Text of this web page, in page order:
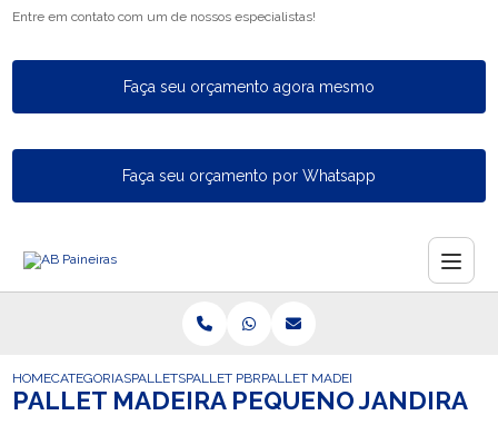
Entre em contato com um de nossos especialistas!
Faça seu orçamento agora mesmo
Faça seu orçamento por Whatsapp
HOMECATEGORIASPALLETSPALLET PBRPALLET MADEIRA PEQUENO JANDIRA
PALLET MADEIRA PEQUENO JANDIRA